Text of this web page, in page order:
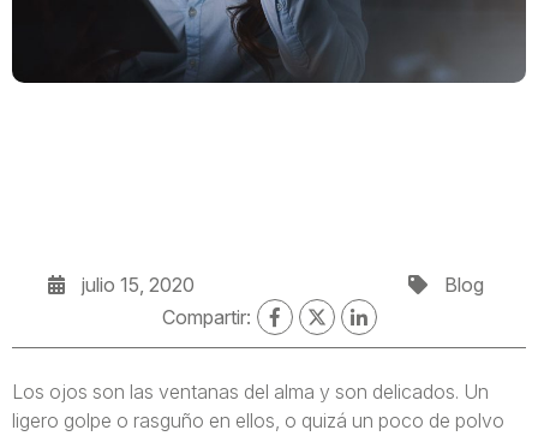
julio 15, 2020
Blog
Compartir:
Los ojos son las ventanas del alma y son delicados. Un
ligero golpe o rasguño en ellos, o quizá un poco de polvo